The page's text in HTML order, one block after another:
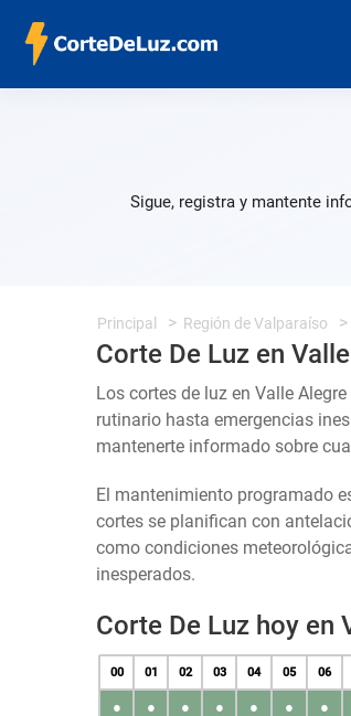
Sigue, registra y mantente
Principal Región de Valparaíso
Corte De Luz en
Los cortes de luz en Valle
rutinario hasta emergencias
mantenerte informado sobre
El mantenimiento programado
cortes se planifican con
como condiciones
inesperados.
Corte De Luz hoy en
00 01 02 03 04 05 06
● ● ● ● ● ● ●